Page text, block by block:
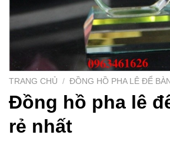
TRANG CHỦ / ĐỒNG HỒ PHA LÊ ĐỂ BÀN
Đồng hồ pha lê
rẻ nhất